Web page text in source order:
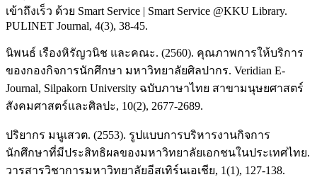
เข้าถึงเร็ว ด้วย Smart Service | Smart Service @KKU Library.
PULINET Journal, 4(3), 38-45.
นิพนธ์ เรืองหิรัญวนิช และคณะ. (2560). คุณภาพการให้บริการ
ของกองกิจการนักศึกษา มหาวิทยาลัยศิลปากร. Veridian E-
Journal, Silpakorn University ฉบับภาษาไทย สาขามนุษยศาสตร์
สังคมศาสตร์และศิลปะ, 10(2), 2677-2689.
ปริยากร มนูเสวต. (2553). รูปแบบการบริหารงานกิจการ
นักศึกษาที่มีประสิทธิผลของมหาวิทยาลัยเอกชนในประเทศไทย.
วารสารวิชาการมหาวิทยาลัยอีสเทิร์นเอเชีย, 1(1), 127-138.